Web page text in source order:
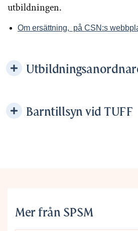
utbildningen.
Om ersättning, på CSN:s
Barntillsyn vid TUFF
Mer från SPSM